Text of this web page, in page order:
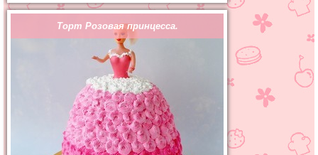
Торт Розовая принцесса.